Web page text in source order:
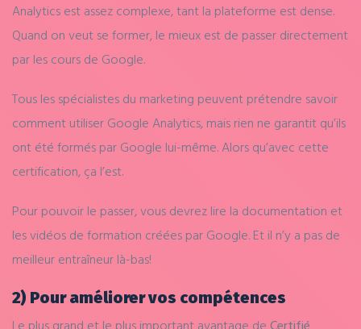
Analytics est assez complexe, tant la plateforme est dense.
Quand on veut se former, le mieux est de passer directement
par les cours de Google.
Tous les spécialistes du marketing peuvent prétendre savoir
comment utiliser Google Analytics, mais rien ne garantit qu’ils
ont été formés par Google lui-même. Alors qu’avec cette
certification, ça l’est.
Pour pouvoir le passer, vous devrez lire la documentation et
les vidéos de formation créées par Google. Et il n’y a pas de
meilleur entraîneur là-bas!
2) Pour améliorer vos compétences